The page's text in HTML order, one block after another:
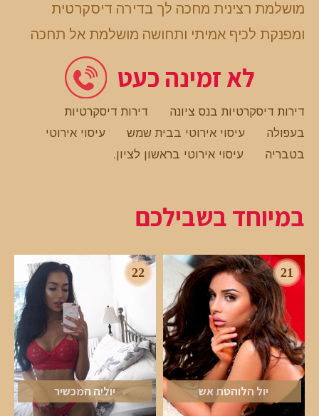
מושלמת רצינית מחכה לך בדירה דיסקרטית
ומפנקת לכיף אמיתי ותחושה מושלמת אל תחכה
לא זמינה כעט
דירות דיסקרטיות בנס ציונה
דירות דיסקרטיות
בעפולה
עיסוי אירוטי בבית שמש
עיסוי אירוטי
בטבריה
עיסוי אירוטי בראשון לציון.
במיוחד בשבילכם
21
יול הלוהטת אש
22
יוליה המכשיר